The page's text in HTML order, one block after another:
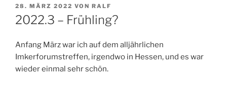
VERÖFFENTLICHT
AM
28. MÄRZ 2022 VON RALF
2022.3 – Frühling?
Anfang März war ich auf dem alljährlichen
Imkerforumstreffen, irgendwo in Hessen, und es war
wieder einmal sehr schön.